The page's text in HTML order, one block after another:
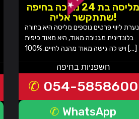
מליסה בת 24 מחכה בחיפה
שתתקשר אליה!
נערת ליווי פרטים נוספים מליסה היא בחורה
בלונדינית מגניבה מאוד, היא מאוד כיפית
ויש לה גישה מאוד מהנה לחיים. 100% […]
חשפניות בחיפה
054-5858600
WhatsApp